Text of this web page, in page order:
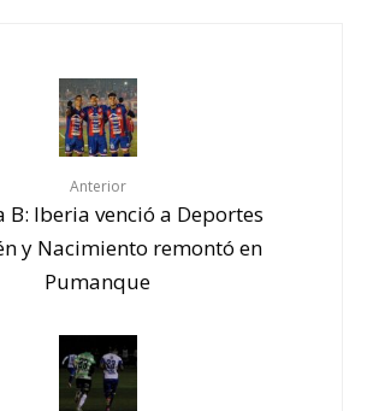
Anterior
B: Iberia venció a Deportes
y Nacimiento remontó en
Pumanque